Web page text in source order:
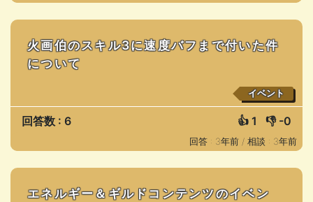
火画伯のスキル3に速度バフまで付いた件
について
イベント
回答数 : 6 👍 1 👎 -0
回答 : 3年前 / 相談 : 3年前
エネルギー＆ギルドコンテンツのイベン